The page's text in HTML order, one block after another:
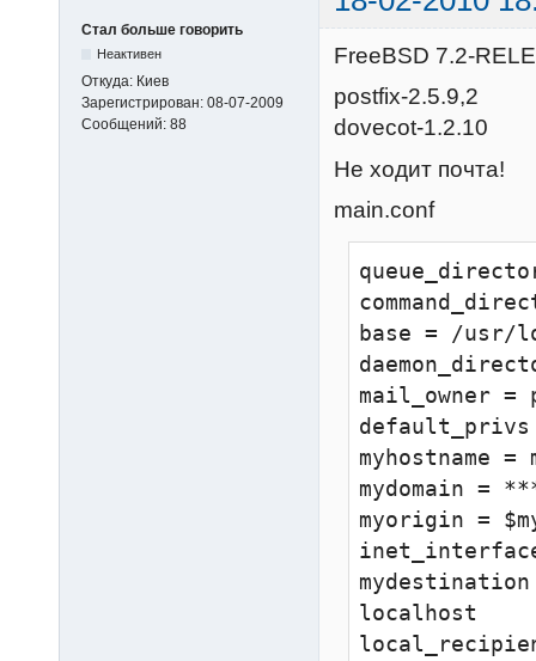
Стал больше говорить
Неактивен
Откуда: Киев
Зарегистрирован: 08-07-2009
Сообщений: 88
FreeBSD 7.2-
postfix-2.5.9,2
dovecot-1.2.10
Не ходит почта!
main.conf
base = /usr/
mail_owner
default_privs
myhostname
mydomain =
myorigin =
mydestination
localhost